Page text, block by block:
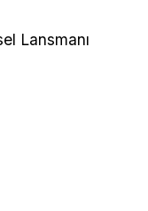
Lansmanı